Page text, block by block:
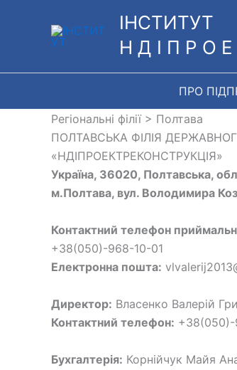
ІНСТИТУТ
Н Д І П Р О
ПРО
Регіональні філії > Полтава
ПОЛТАВСЬКА ФІЛІЯ
«НДІПРОЕКТРЕКОНСТРУКЦІЯ»
Україна, 36020, Полтавська,
м.Полтава, вул. Володимира
Контактний телефон
+38(050)-968-10-01
Електронна пошта:
Директор: Власенко Валерій
Контактний телефон: +38(050)-
Бухгалтерія: Корнійчук Майя